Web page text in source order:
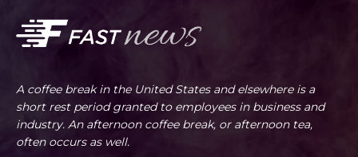
A coffee break in the United States and elsewhere is a
short rest period granted to employees in business and
industry. An afternoon coffee break, or afternoon tea,
often occurs as well.